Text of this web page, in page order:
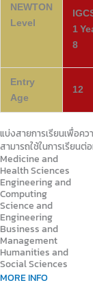
NEWTON
Level
1
8
Entry
Age
12
แบ่งสายการเรียนเพื่อคว
สามารถใช้ในการเรียน
Medicine and
Health Sciences
Engineering and
Computing
Science and
Engineering
Business and
Management
Humanities and
Social Sciences
MORE INFO